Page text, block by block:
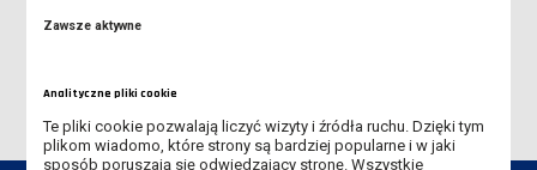
WYDAWNICTWA UCZELNI
Zawsze aktywne
Analityczne pliki cookie
Te pliki cookie pozwalają liczyć wizyty i źródła ruchu. Dzięki tym
plikom wiadomo, które strony są bardziej popularne i w jaki
sposób poruszają się odwiedzający stronę. Wszystkie